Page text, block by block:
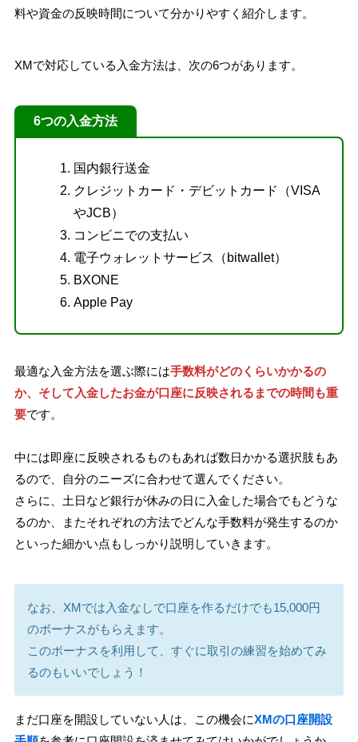
料や資金の反映時間について分かりやすく紹介します。
XMで対応している入金方法は、次の6つがあります。
6つの入金方法
国内銀行送金
クレジットカード・デビットカード（VISA
やJCB）
コンビニでの支払い
電子ウォレットサービス（bitwallet）
BXONE
Apple Pay
最適な入金方法を選ぶ際には手数料がどのくらいかかるの
か、そして入金したお金が口座に反映されるまでの時間も重
要です。
中には即座に反映されるものもあれば数日かかる選択肢もあ
るので、自分のニーズに合わせて選んでください。
さらに、土日など銀行が休みの日に入金した場合でもどうな
るのか、またそれぞれの方法でどんな手数料が発生するのか
といった細かい点もしっかり説明していきます。
なお、XMでは入金なしで口座を作るだけでも15,000円
のボーナスがもらえます。
このボーナスを利用して、すぐに取引の練習を始めてみ
るのもいいでしょう！
まだ口座を開設していない人は、この機会にXMの口座開設